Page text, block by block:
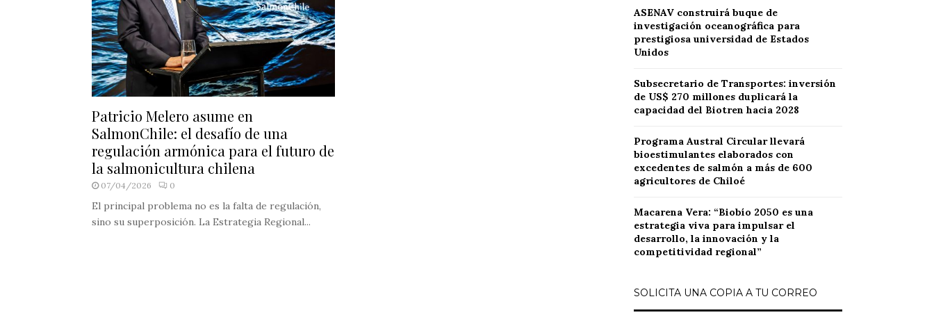
Patricio Melero asume en
SalmonChile: el desafío de una
regulación armónica para el futuro de
la salmonicultura chilena
07/04/2026 0
El principal problema no es la falta de regulación,
sino su superposición. La Estrategia Regional...
ASENAV construirá buque de
investigación oceanográfica para
prestigiosa universidad de Estados
Unidos
Subsecretario de Transportes: inversión
de US$ 270 millones duplicará la
capacidad del Biotren hacia 2028
Programa Austral Circular llevará
bioestimulantes elaborados con
excedentes de salmón a más de 600
agricultores de Chiloé
Macarena Vera: “Biobío 2050 es una
estrategia viva para impulsar el
desarrollo, la innovación y la
competitividad regional”
SOLICITA UNA COPIA A TU CORREO